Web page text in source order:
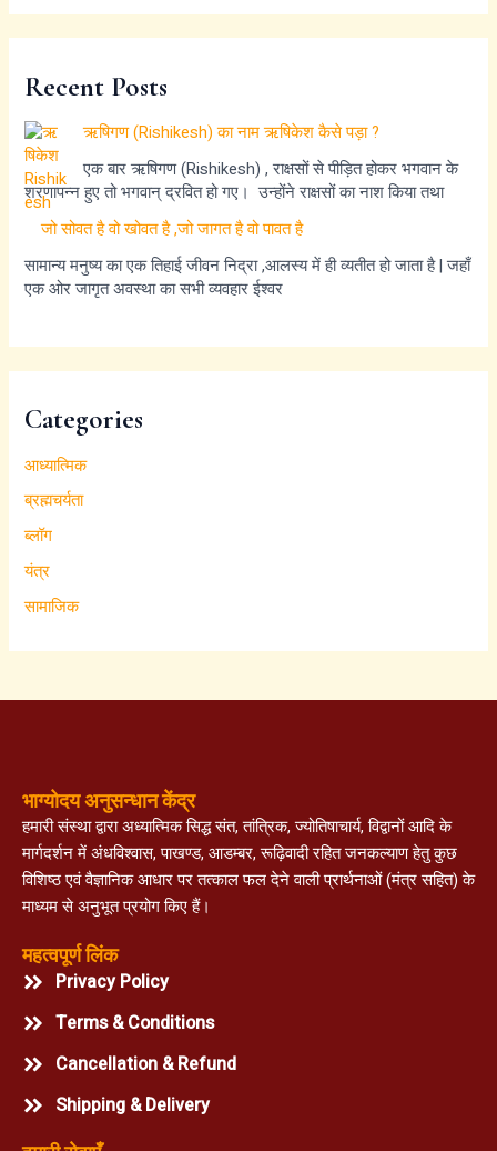
Recent Posts
ऋषिगण (Rishikesh) का नाम ऋषिकेश कैसे पड़ा ?
एक बार ऋषिगण (Rishikesh) , राक्षसों से पीड़ित होकर भगवान के
शरणापन्न हुए तो भगवान् द्रवित हो गए। उन्होंने राक्षसों का नाश किया तथा
जो सोवत है वो खोवत है ,जो जागत है वो पावत है
सामान्य मनुष्य का एक तिहाई जीवन निद्रा ,आलस्य में ही व्यतीत हो जाता है | जहाँ
एक ओर जागृत अवस्था का सभी व्यवहार ईश्वर
Categories
आध्यात्मिक
ब्रह्मचर्यता
ब्लॉग
यंत्र
सामाजिक
भाग्योदय अनुसन्धान केंद्र
हमारी संस्था द्वारा अध्यात्मिक सिद्ध संत, तांत्रिक, ज्योतिषाचार्य, विद्वानों आदि के
मार्गदर्शन में अंधविश्वास, पाखण्ड, आडम्बर, रूढ़िवादी रहित जनकल्याण हेतु कुछ
विशिष्ठ एवं वैज्ञानिक आधार पर तत्काल फल देने वाली प्रार्थनाओं (मंत्र सहित) के
माध्यम से अनुभूत प्रयोग किए हैं।
महत्वपूर्ण लिंक
Privacy Policy
Terms & Conditions
Cancellation & Refund
Shipping & Delivery